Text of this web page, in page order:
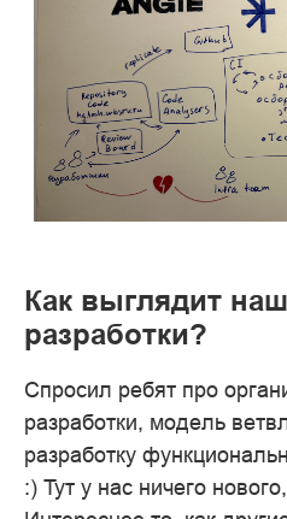
Как выглядит
разработки?
Спросил ребят про
разработки, модель
разработку
:) Тут у нас ничего